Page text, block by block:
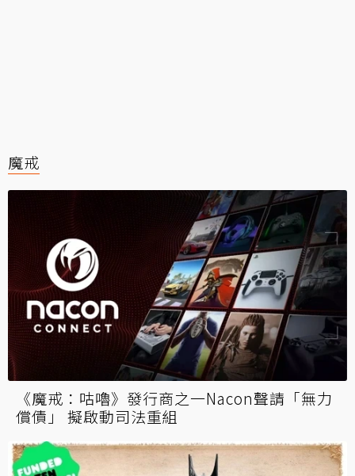
魔戒
《魔戒：咕嚕》發行商之一Nacon聲請「無力
償債」 擬啟動司法重組